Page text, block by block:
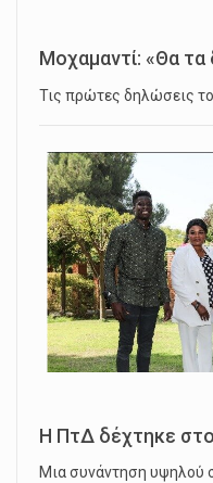
Μοχαμαντί: «Θα
Τις πρώτες δηλώσεις
Η ΠτΔ δέχτηκε
Μια συνάντηση υψηλού